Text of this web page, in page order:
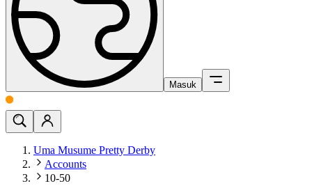
Masuk
Uma Musume Pretty Derby
Accounts
10-50